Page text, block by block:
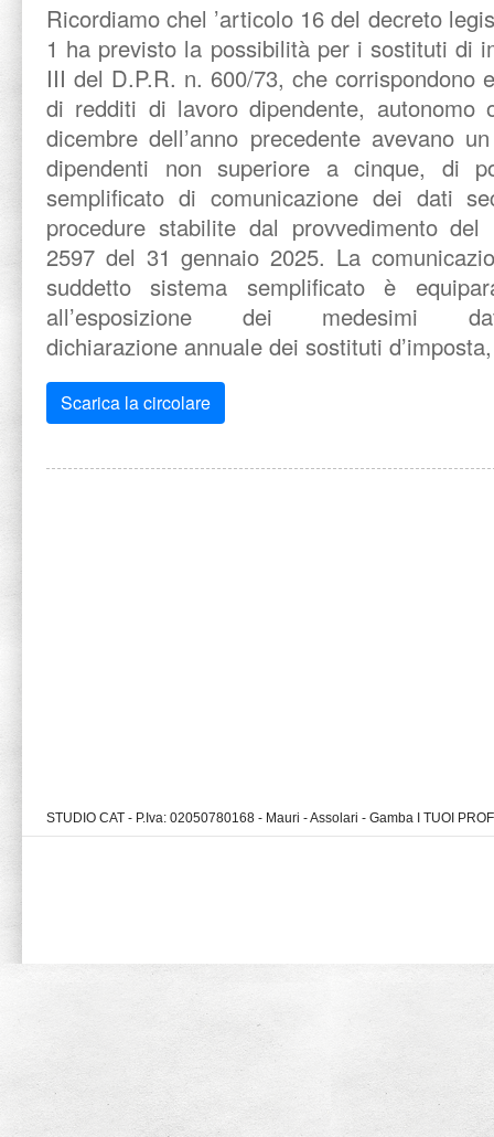
Ricordiamo chel ’articolo 16 del decreto
1 ha previsto la possibilità per i sostituti di
III del D.P.R. n. 600/73, che corrispondono
di redditi di lavoro dipendente,
dicembre dell’anno precedente avevano
dipendenti non superiore a cinque, di
semplificato di comunicazione dei dati
procedure stabilite dal provvedimento del
2597 del 31 gennaio 2025. La
suddetto sistema semplificato è
all’esposizione dei medesimi
dichiarazione annuale dei sostituti
Scarica la circolare
STUDIO CAT - P.Iva: 02050780168 - Mauri - Assolari - Gamba I TUOI